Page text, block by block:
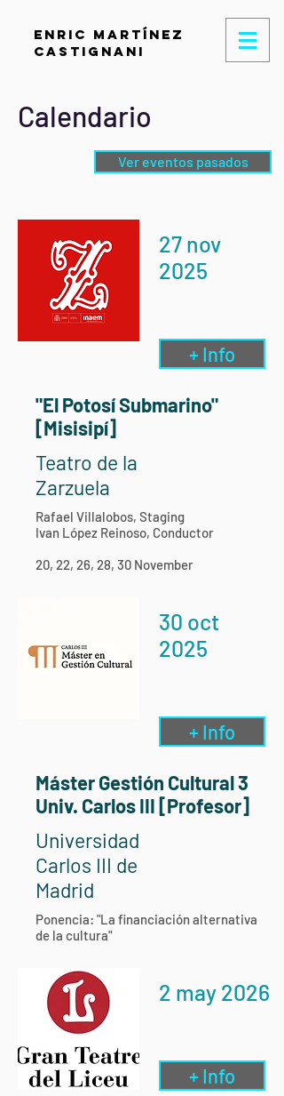
Enric Martínez
Castignani
Calendario
Ver eventos pasados
27 nov
2025
+ Info
"El Potosí Submarino"
[Misisipí]
Teatro de la
Zarzuela
Rafael Villalobos, Staging
Ivan López Reinoso, Conductor
20, 22, 26, 28, 30 November
30 oct
2025
+ Info
Máster Gestión Cultural 3
Univ. Carlos III [Profesor]
Universidad
Carlos III de
Madrid
Ponencia: "La financiación alternativa
de la cultura"
2 may 2026
+ Info